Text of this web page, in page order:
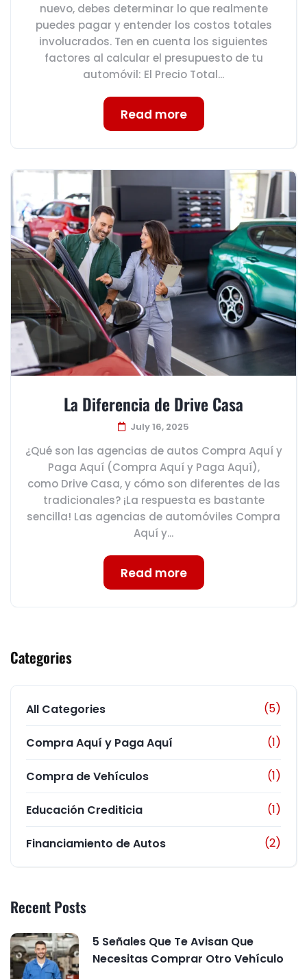
nuevo, debes determinar lo que realmente
puedes pagar y entender los costos totales
involucrados. Ten en cuenta los siguientes
factores al calcular el presupuesto de tu
automóvil: El Precio Total...
Read more
La Diferencia de Drive Casa
July 16, 2025
¿Qué son las agencias de autos Compra Aquí y
Paga Aquí (Compra Aquí y Paga Aquí),
como Drive Casa, y cómo son diferentes de las
tradicionales? ¡La respuesta es bastante
sencilla! Las agencias de automóviles Compra
Aquí y...
Read more
Categories
All Categories (5)
Compra Aquí y Paga Aquí (1)
Compra de Vehículos (1)
Educación Crediticia (1)
Financiamiento de Autos (2)
Recent Posts
5 Señales Que Te Avisan Que
Necesitas Comprar Otro Vehículo